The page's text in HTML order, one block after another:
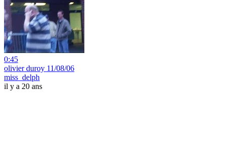
0:45
olivier duroy 11/08/06
miss_delph
il y a 20 ans